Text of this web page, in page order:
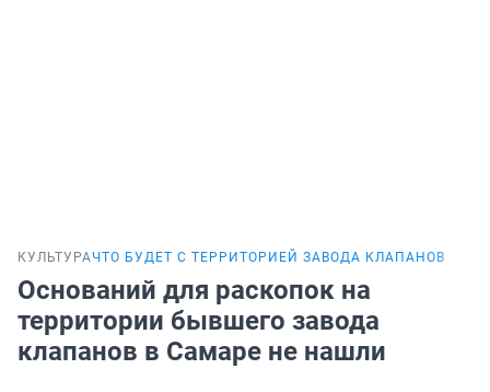
КУЛЬТУРАЧТО БУДЕТ С ТЕРРИТОРИЕЙ ЗАВОДА КЛАПАНОВ
Оснований для раскопок на
территории бывшего завода
клапанов в Самаре не нашли